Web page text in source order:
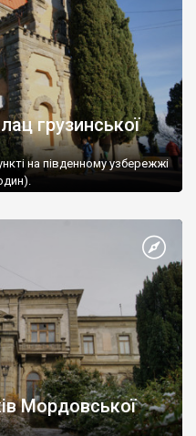
грузинської
на південному узбережжі
Мордовської